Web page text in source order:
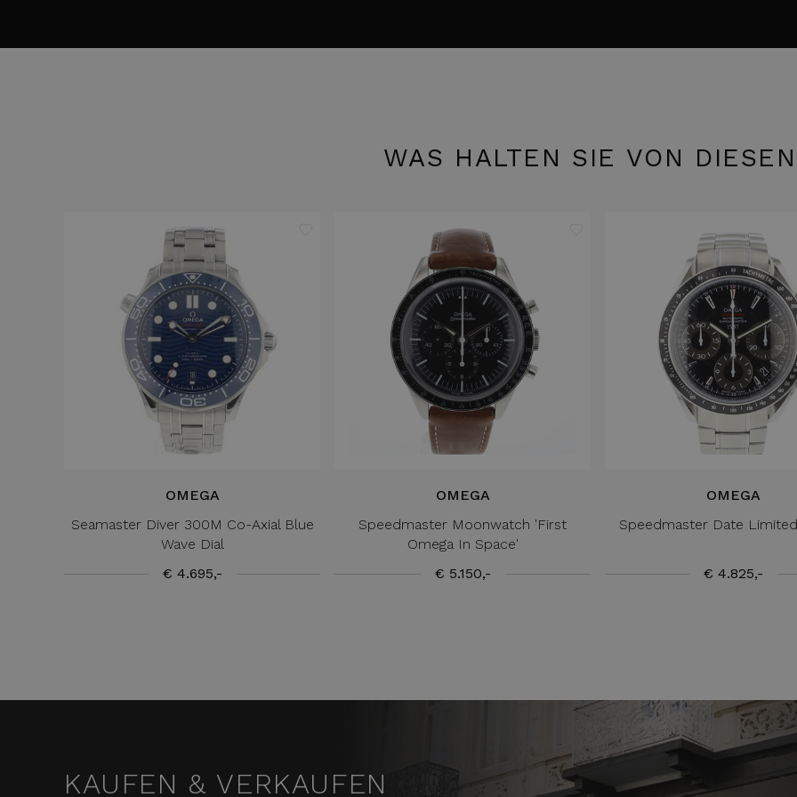
WAS HALTEN SIE VON
OMEGA
Seamaster Diver 300M Co-Axial Blue
Wave Dial
€ 4.695,-
OMEGA
Speedmaster Moonwatch 'First
Omega In Space'
€ 5.150,-
OMEGA
Speedmaster Date
€ 4.825,-
KAUFEN & VERKAUFEN